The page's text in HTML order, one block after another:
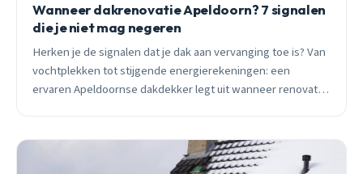
Wanneer dakrenovatie Apeldoorn? 7 signalen
die je niet mag negeren
Herken je de signalen dat je dak aan vervanging toe is? Van
vochtplekken tot stijgende energierekeningen: een
ervaren Apeldoornse dakdekker legt uit wanneer renovatie